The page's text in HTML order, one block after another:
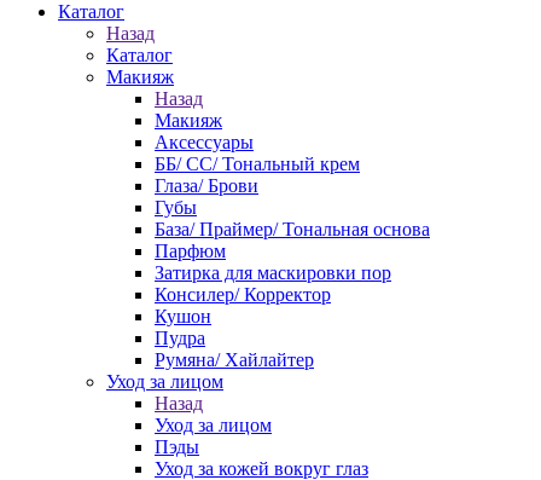
Каталог
Назад
Каталог
Макияж
Назад
Макияж
Аксессуары
ББ/ СС/ Тональный крем
Глаза/ Брови
Губы
База/ Праймер/ Тональная основа
Парфюм
Затирка для маскировки пор
Консилер/ Корректор
Кушон
Пудра
Румяна/ Хайлайтер
Уход за лицом
Назад
Уход за лицом
Пэды
Уход за кожей вокруг глаз